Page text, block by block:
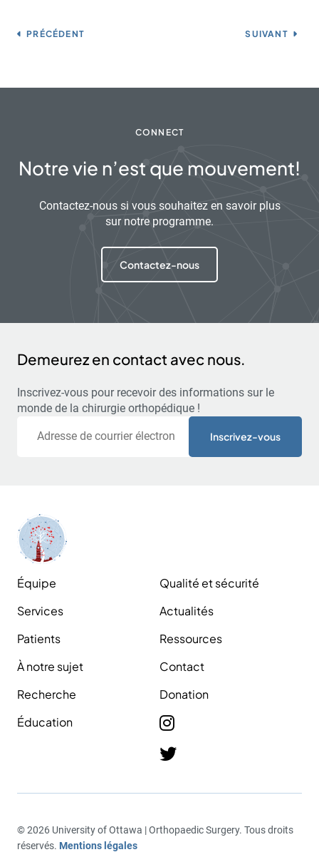
PRÉCÉDENT SUIVANT
CONNECT
Notre vie n’est que mouvement!
Contactez-nous si vous souhaitez en savoir plus
sur notre programme.
Contactez-nous
Demeurez en contact avec nous.
Inscrivez-vous pour recevoir des informations sur le
monde de la chirurgie orthopédique !
Équipe
Services
Patients
À notre sujet
Recherche
Éducation
Qualité et sécurité
Actualités
Ressources
Contact
Donation
© 2026 University of Ottawa | Orthopaedic Surgery. Tous droits
réservés. Mentions légales